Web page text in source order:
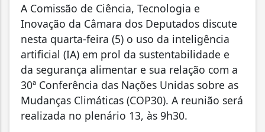
A Comissão de Ciência, Tecnologia e
Inovação da Câmara dos Deputados discute
nesta quarta-feira (5) o uso da inteligência
artificial (IA) em prol da sustentabilidade e
da segurança alimentar e sua relação com a
30ª Conferência das Nações Unidas sobre as
Mudanças Climáticas (COP30). A reunião será
realizada no plenário 13, às 9h30.